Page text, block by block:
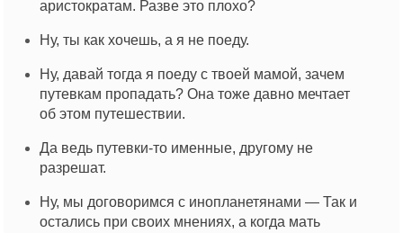
аристократам. Разве это плохо?
Ну, ты как хочешь, а я не поеду.
Ну, давай тогда я поеду с твоей мамой, зачем
путевкам пропадать? Она тоже давно мечтает
об этом путешествии.
Да ведь путевки-то именные, другому не
разрешат.
Ну, мы договоримся с инопланетянами — Так и
остались при своих мнениях, а когда мать